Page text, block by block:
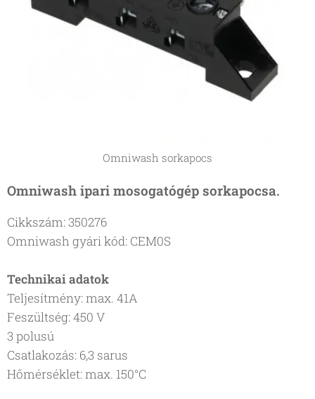
Omniwash sorkapocs
Omniwash ipari mosogatógép sorkapocsa.
Cikkszám: 350276
Omniwash gyári kód: CEM0S
Technikai adatok
Teljesítmény: max. 41A
Feszültség: 450 V
3 polusú
Csatlakozás: 6,3 sarus
Hőmérséklet: max. 150°C